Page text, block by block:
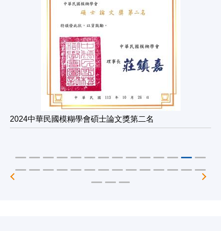
2024中華民國模糊學會碩士論文獎第二名